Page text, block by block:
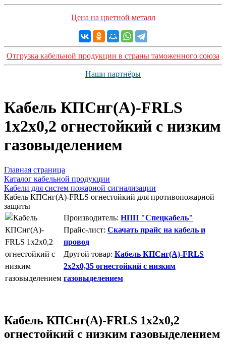
Цена на цветной металл
Отгрузка кабельной продукции в страны таможенного союза
Наши партнёры
Кабель КПСнг(А)-FRLS
1х2х0,2 огнестойкий с низким
газовыделением
Главная страница
Каталог кабельной продукции
Кабели для систем пожарной сигнализации
Кабель КПСнг(А)-FRLS огнестойкий для противопожарной
защиты
Производитель: НПП "Спецкабель"
Прайс-лист: Скачать прайс на кабель и
провод
Другой товар: Кабель КПСнг(А)-FRLS
2х2х0,35 огнестойкий с низким
газовыделением
Кабель КПСнг(А)-FRLS 1х2х0,2
огнестойкий с низким газовыделением